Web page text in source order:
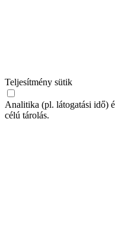
Teljesítmény sütik
Analitika (pl. látogatási idő)
célú tárolás.